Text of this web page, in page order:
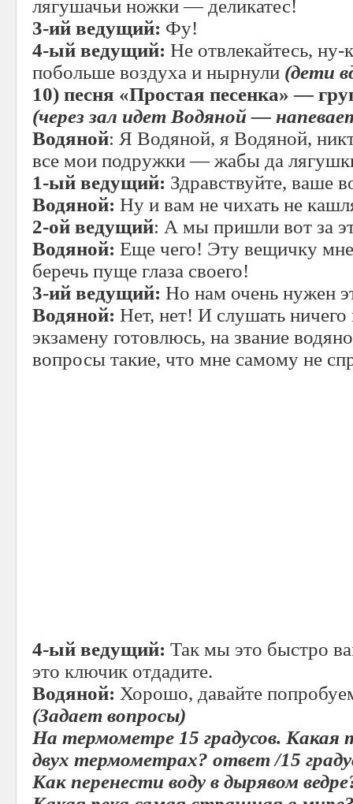
лягушачьи ножки — деликатес!
3-ий ведущий: Фу!
4-ый ведущий: Не отвлекайтесь, ну-
побольше воздуха и нырнули (дети
10) песня «Простая песенка» —
(через зал идет Водяной —
Водяной: Я Водяной, я Водяной,
все мои подружки — жабы да
1-ый ведущий: Здравствуйте, ваше
Водяной: Ну и вам не чихать не
2-ой ведущий: А мы пришли вот за
Водяной: Еще чего! Эту вещичку мне
беречь пуще глаза своего!
3-ий ведущий: Но нам очень нужен
Водяной: Нет, нет! И слушать
экзамену готовлюсь, на звание
вопросы такие, что мне самому не
4-ый ведущий: Так мы это быстро
это ключик отдадите.
Водяной: Хорошо, давайте
(Задает вопросы)
На термометре 15 градусов. Какая
двух термометрах? ответ /15
Как перенести воду в дырявом